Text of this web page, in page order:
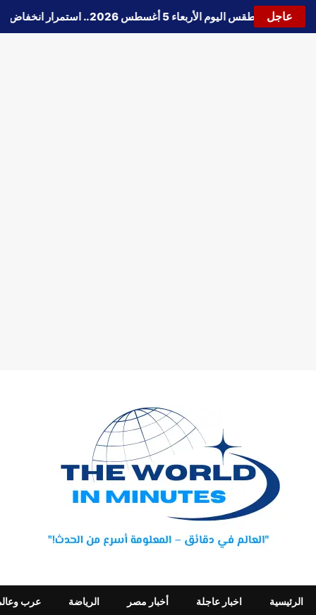
عاجل🔵 حالة الطقس اليوم الأربعاء 5 أغسطس 2026.. استمرار انخفاض الحرارة وتحذيرات من الشبورة واضطراب الملاحة
الرئيسية اخبار عاجلة أخبار مصر الرياضة عرب